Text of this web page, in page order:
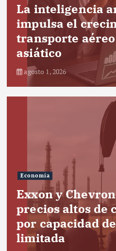
La inteligencia
impulsa el
transporte
asiático
agosto 1, 2026
Economía
Exxon y
precios altos de
por capacidad
limitada